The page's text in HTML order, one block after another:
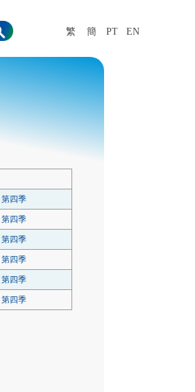
繁 簡 PT EN
第四季
第四季
第四季
第四季
第四季
第四季